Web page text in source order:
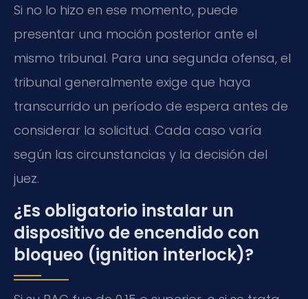
Si no lo hizo en ese momento, puede
presentar una moción posterior ante el
mismo tribunal. Para una segunda ofensa, el
tribunal generalmente exige que haya
transcurrido un período de espera antes de
considerar la solicitud. Cada caso varía
según las circunstancias y la decisión del
juez.
¿Es obligatorio instalar un
dispositivo de encendido con
bloqueo (ignition interlock)?